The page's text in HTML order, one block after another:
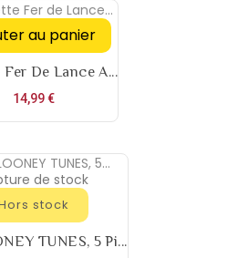
au panier
Fer De Lance A...
14,99 €Prix
de stock
stock
TUNES, 5 Pi...